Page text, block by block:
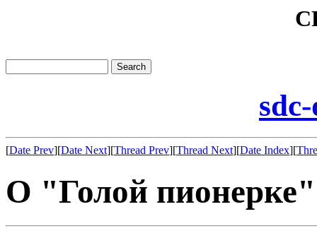
[Date Prev][Date Next][Thread Prev][Thread Next][Date Index][
О "Голой